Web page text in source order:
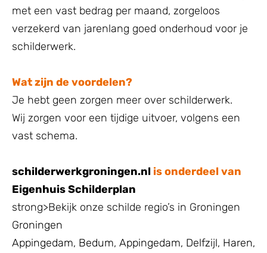
met een vast bedrag per maand, zorgeloos
verzekerd van jarenlang goed onderhoud voor je
schilderwerk.
Wat zijn de voordelen?
Je hebt geen zorgen meer over schilderwerk.
Wij zorgen voor een tijdige uitvoer, volgens een
vast schema.
schilderwerkgroningen.nl is onderdeel van
Eigenhuis Schilderplan
strong>Bekijk onze schilde regio’s in Groningen
Groningen
Appingedam, Bedum, Appingedam, Delfzijl, Haren,